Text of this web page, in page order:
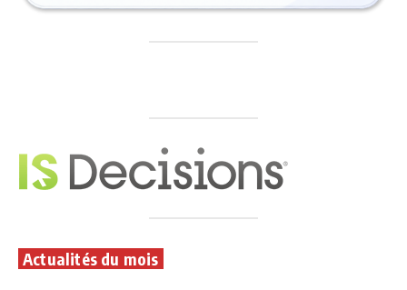
Actualités du mois